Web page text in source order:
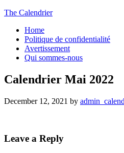
The Calendrier
Home
Politique de confidentialité
Avertissement
Qui sommes-nous
Calendrier Mai 2022
December 12, 2021 by
Leave a Reply